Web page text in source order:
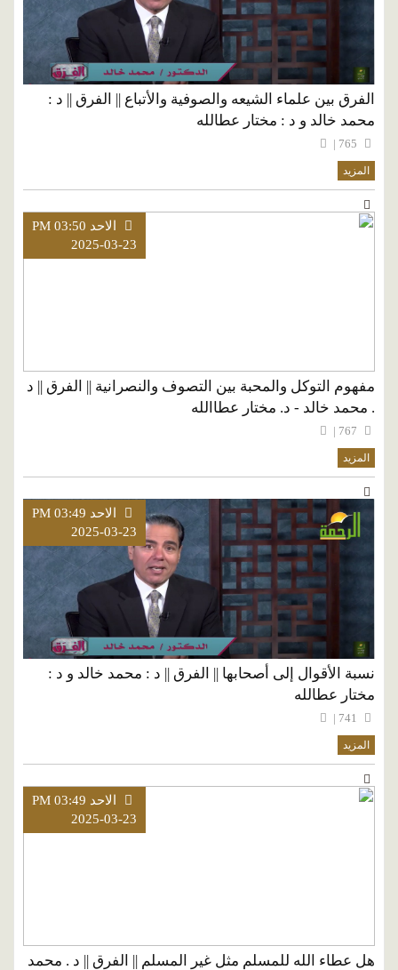
الفرق بين علماء الشيعه والصوفية والأتباع || الفرق || د :
محمد خالد و د : مختار عطالله
المزيد
الاحد PM 03:50
2025-03-23
مفهوم التوكل والمحبة بين التصوف والنصرانية || الفرق || د
. محمد خالد - د. مختار عطاالله
المزيد
الاحد PM 03:49
2025-03-23
نسبة الأقوال إلى أصحابها || الفرق || د : محمد خالد و د :
مختار عطالله
المزيد
الاحد PM 03:49
2025-03-23
هل عطاء الله للمسلم مثل غير المسلم || الفرق || د . محمد